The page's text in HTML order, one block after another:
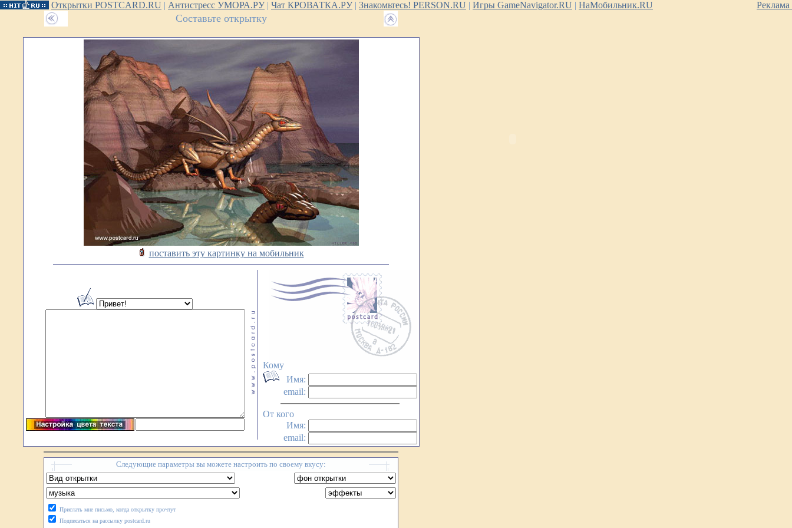
Открытки POSTCARD.RU | Антистресс УМОРА.РУ| Чат КРОВАТКА.РУ| Знакомьтесь! PERSON.RU | Игры GameNavigator.RU | НаМобильник.RU Реклама
Составьте открытку
поставить эту картинку на мобильник
Кому
Имя:
email:
От кого
Имя:
email:
Следующие параметры вы можете настроить по своему вкусу:
Прислать мне письмо, когда открытку прочтут
Подписаться на рассылку postcard.ru